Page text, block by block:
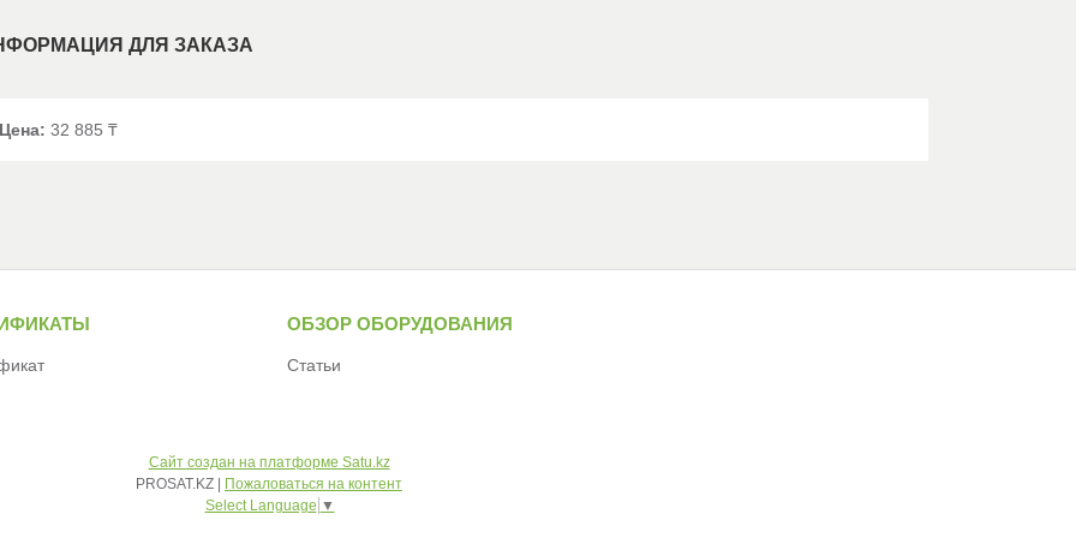
ДЛЯ ЗАКАЗА
Цена: 32 885 ₸
ОБЗОР ОБОРУДОВАНИЯ
Статьи
Сайт создан на платформе Satu.kz
PROSAT.KZ | Пожаловаться на контент
Select Language ▼